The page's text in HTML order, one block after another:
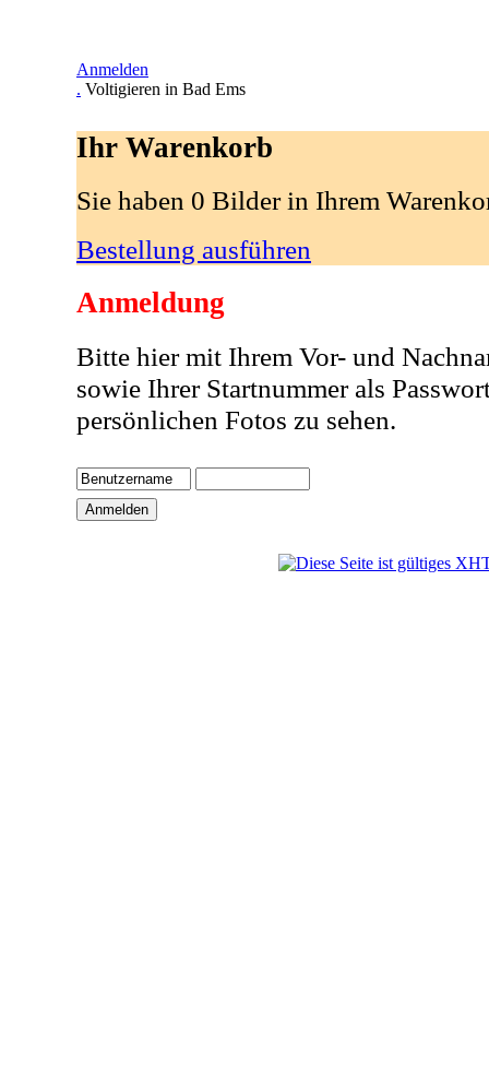
Anmelden
. Voltigieren in Bad Ems
Ihr Warenkorb
Sie haben 0 Bilder in Ihrem
Bestellung ausführen
Anmeldung
Bitte hier mit Ihrem Vor- und
sowie Ihrer Startnummer als
persönlichen Fotos zu sehen.